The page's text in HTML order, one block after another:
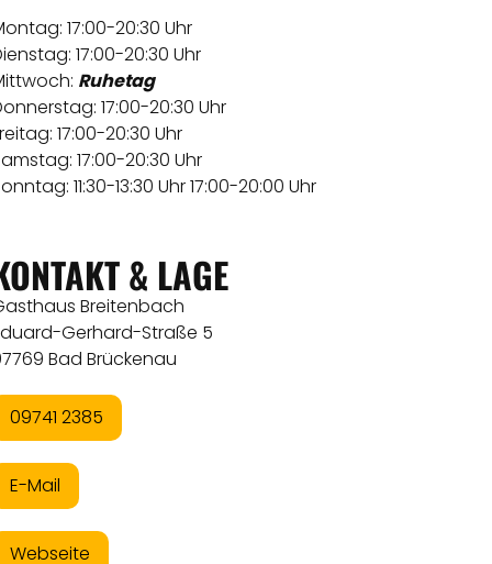
17:00-20:30 Uhr
17:00-20:30 Uhr
Ruhetag
17:00-20:30 Uhr
17:00-20:30 Uhr
17:00-20:30 Uhr
11:30-13:30 Uhr 17:00-20:00 Uhr
& LAGE
Breitenbach
Gerhard-Straße 5
Bad Brückenau
09741 2385
E-Mail
Webseite